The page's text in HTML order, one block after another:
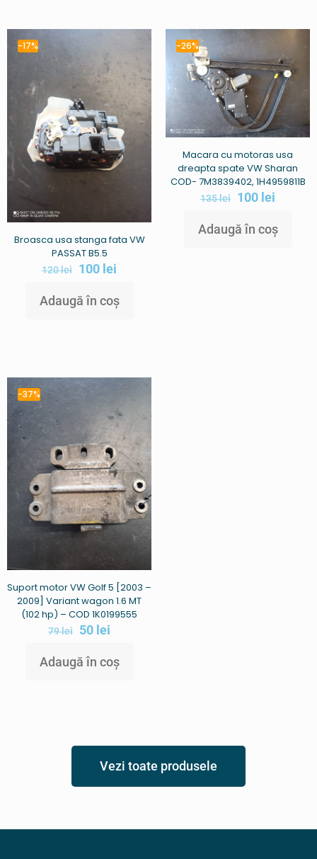
-17%
Broasca usa stanga fata VW
PASSAT B5.5
120lei 100 lei
Adaugă în coș
-26%
Macara cu motoras usa
dreapta spate VW Sharan
COD- 7M3839402, 1H4959811B
135lei 100 lei
Adaugă în coș
-37%
Suport motor VW Golf 5 [2003 –
2009] Variant wagon 1.6 MT
(102 hp) – COD 1K0199555
79lei 50 lei
Adaugă în coș
Vezi toate produsele